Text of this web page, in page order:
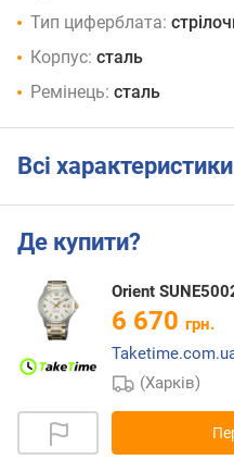
Тип циферблата:
Корпус: сталь
Ремінець: сталь
Всі характеристики
Де купити?
Orient
6 670 грн.
(Харків)